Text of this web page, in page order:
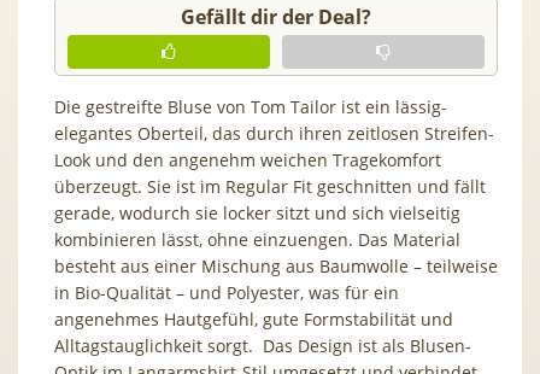
Gefällt dir der Deal?
Die gestreifte Bluse von Tom Tailor ist ein lässig-
elegantes Oberteil, das durch ihren zeitlosen Streifen-
Look und den angenehm weichen Tragekomfort
überzeugt. Sie ist im Regular Fit geschnitten und fällt
gerade, wodurch sie locker sitzt und sich vielseitig
kombinieren lässt, ohne einzuengen. Das Material
besteht aus einer Mischung aus Baumwolle – teilweise
in Bio-Qualität – und Polyester, was für ein
angenehmes Hautgefühl, gute Formstabilität und
Alltagstauglichkeit sorgt. Das Design ist als Blusen-